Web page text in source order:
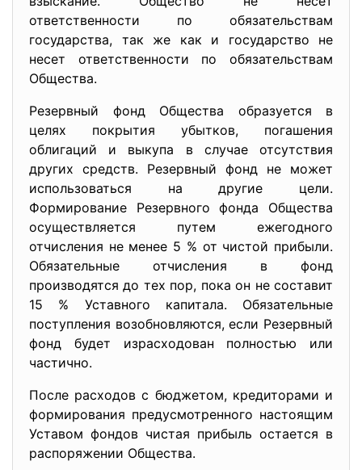
ответственности по обязательствам
государства, так же как и государство не
несет ответственности по обязательствам
Общества.
Резервный фонд Общества образуется в
целях покрытия убытков, погашения
облигаций и выкупа в случае отсутствия
других средств. Резервный фонд не может
использоваться на другие цели.
Формирование Резервного фонда Общества
осуществляется путем ежегодного
отчисления не менее 5 % от чистой прибыли.
Обязательные отчисления в фонд
производятся до тех пор, пока он не составит
15 % Уставного капитала. Обязательные
поступления возобновляются, если Резервный
фонд будет израсходован полностью или
частично.
После расходов с бюджетом, кредиторами и
формирования предусмотренного настоящим
Уставом фондов чистая прибыль остается в
распоряжении Общества.